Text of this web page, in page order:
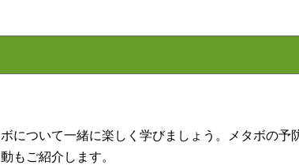
について一緒に楽しく学びましょう。メタボの予
もご紹介します。